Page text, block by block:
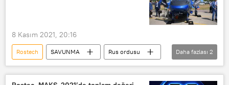
8 Kasım 2021, 20:16
Rostech SAVUNMA
Rus ordusu
Helikopter
Vertoletı Rossii
Daha fazlası 2